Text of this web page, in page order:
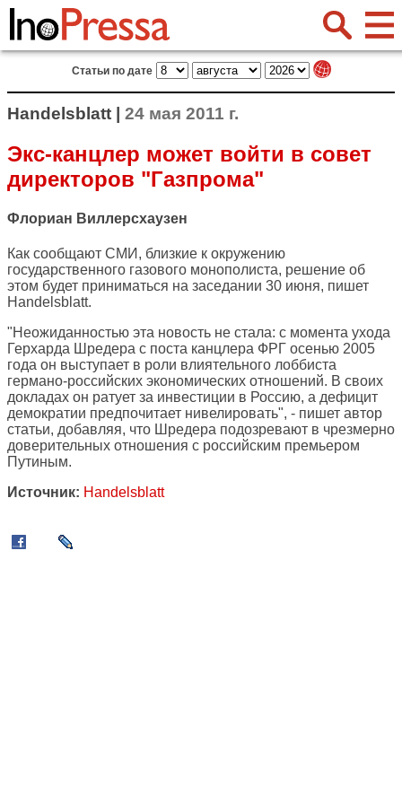
Статьи по дате
Handelsblatt | 24 мая 2011 г.
Экс-канцлер может войти в совет
директоров "Газпрома"
Флориан Виллерсхаузен
Как сообщают СМИ, близкие к окружению
государственного газового монополиста, решение об
этом будет приниматься на заседании 30 июня, пишет
Handelsblatt.
"Неожиданностью эта новость не стала: с момента ухода
Герхарда Шредера с поста канцлера ФРГ осенью 2005
года он выступает в роли влиятельного лоббиста
германо-российских экономических отношений. В своих
докладах он ратует за инвестиции в Россию, а дефицит
демократии предпочитает нивелировать", - пишет автор
статьи, добавляя, что Шредера подозревают в чрезмерно
доверительных отношения с российским премьером
Путиным.
Источник: Handelsblatt